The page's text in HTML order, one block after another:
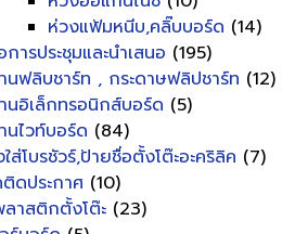
ห่วงแฟ้มหนีบ,คลิ๊บบอร์ด (14)
ารประชุมและนำเสนอ (195)
นฟลิบชาร์ท , กระดาษฟลิปชาร์ท (12)
นอิเล็กทรอนิกส์บอร์ด (5)
นไวท์บอร์ด (84)
ส่โบรชัวร์,ป้ายชื่อตั้งโต๊ะอะคริลิค (7)
ดประกาศ (10)
าสติกตั้งโต๊ะ (23)